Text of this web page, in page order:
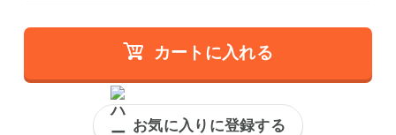
カートに入れる
お気に入りに登録する